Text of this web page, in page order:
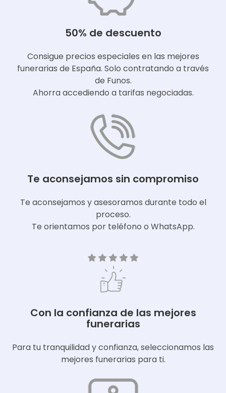
50% de descuento
Consigue precios especiales en las mejores
funerarias de España. Solo contratando a través
de Funos.
Ahorra accediendo a tarifas negociadas.
Te aconsejamos sin compromiso
Te aconsejamos y asesoramos durante todo el
proceso.
Te orientamos por teléfono o WhatsApp.
Con la confianza de las mejores
funerarias
Para tu tranquilidad y confianza, seleccionamos las
mejores funerarias para ti.